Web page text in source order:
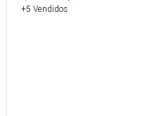
+5 Vendidos